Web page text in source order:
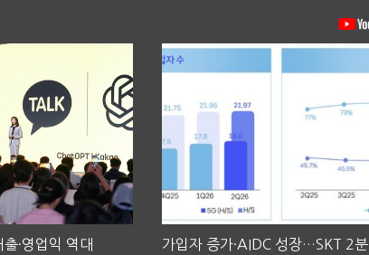
·영업익 역대
가입자 증가·AIDC 성장…SKT 2